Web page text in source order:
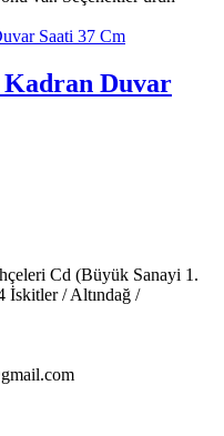
Duvar
Cd (Büyük Sanayi 1.
İskitler / Altındağ /